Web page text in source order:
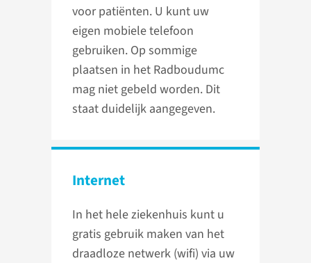
voor patiënten. U kunt uw
eigen mobiele telefoon
gebruiken. Op sommige
plaatsen in het Radboudumc
mag niet gebeld worden. Dit
staat duidelijk aangegeven.
Internet
In het hele ziekenhuis kunt u
gratis gebruik maken van het
draadloze netwerk (wifi) via uw